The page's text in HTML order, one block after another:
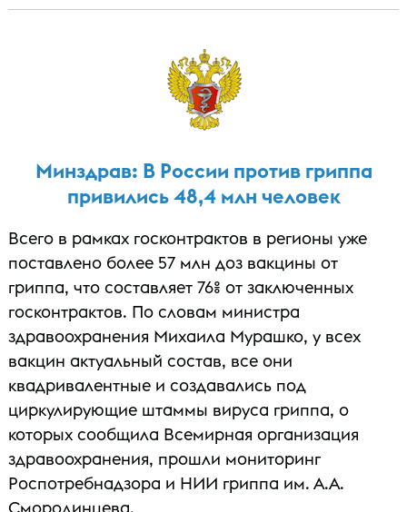
Минздрав: В России против гриппа
привились 48,4 млн человек
Всего в рамках госконтрактов в регионы уже
поставлено более 57 млн доз вакцины от
гриппа, что составляет 76% от заключенных
госконтрактов. По словам министра
здравоохранения Михаила Мурашко, у всех
вакцин актуальный состав, все они
квадривалентные и создавались под
циркулирующие штаммы вируса гриппа, о
которых сообщила Всемирная организация
здравоохранения, прошли мониторинг
Роспотребнадзора и НИИ гриппа им. А.А.
Смородинцева.